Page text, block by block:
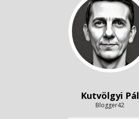
Kutvölgyi Pál
Blogger42